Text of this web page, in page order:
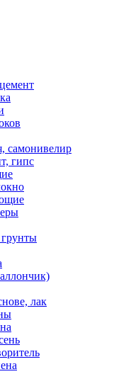
самонивелир
гипс
лак